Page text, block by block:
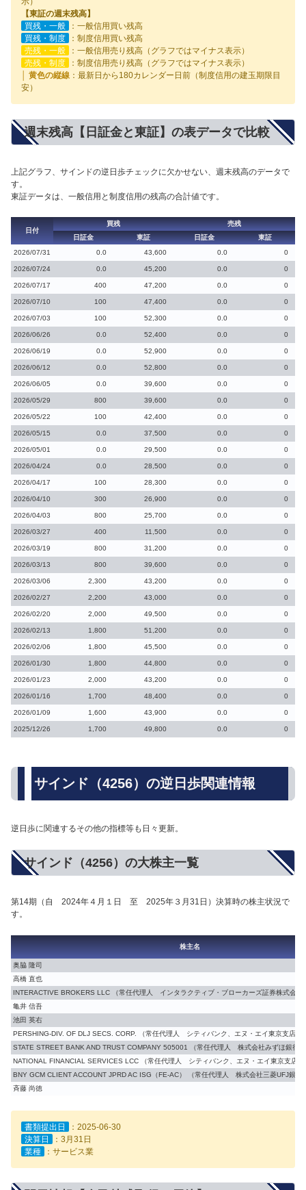
【東証の週末残高】
買残・一般
：一般信用買い残高
買残・制度
：制度信用買い残高
売残・一般
：一般信用売り残高（グラフではマイナス表示）
売残・制度
：制度信用売り残高（グラフではマイナス表示）
│ 黄色の縦線 ：最新日から180カレンダー日前（制度信用の建玉期限目
安）
週末残高【日証金と東証】の表データで比較
上記グラフ、サインドの逆日歩チェックに欠かせない、週末残高のデータで
す。
東証データは、一般信用と制度信用の残高の合計値です。
日付
買残
売残
日証金
東証 日証金
東証
2026/07/31
0.0 43,600 0.0 0
2026/07/24 0.0 45,200 0.0 0
2026/07/17 400 47,200 0.0 0
2026/07/10 100 47,400 0.0 0
2026/07/03 100 52,300 0.0 0
2026/06/26 0.0 52,400 0.0 0
2026/06/19 0.0 52,900 0.0 0
2026/06/12 0.0 52,800 0.0 0
2026/06/05 0.0 39,600 0.0 0
2026/05/29 800 39,600 0.0 0
2026/05/22 100 42,400 0.0 0
2026/05/15 0.0 37,500 0.0 0
2026/05/01 0.0 29,500 0.0 0
2026/04/24 0.0 28,500 0.0 0
2026/04/17 100 28,300 0.0 0
2026/04/10 300 26,900 0.0 0
2026/04/03 800 25,700 0.0 0
2026/03/27 400 11,500 0.0 0
2026/03/19 800 31,200 0.0 0
2026/03/13 800 39,600 0.0 0
2026/03/06 2,300 43,200 0.0 0
2026/02/27 2,200 43,000 0.0 0
2026/02/20 2,000 49,500 0.0 0
2026/02/13 1,800 51,200 0.0 0
2026/02/06 1,800 45,500 0.0 0
2026/01/30 1,800 44,800 0.0 0
2026/01/23 2,000 43,200 0.0 0
2026/01/16 1,700 48,400 0.0 0
2026/01/09 1,600 43,900 0.0 0
2025/12/26 1,700 49,800 0.0 0
サインド（4256）の逆日歩関連情報
逆日歩に関連するその他の指標等も日々更新。
サインド（4256）の大株主一覧
第14期（自 2024年４月１日 至 2025年３月31日）決算時の株主状況で
す。
株主名
奥脇 隆司
高橋 直也
INTERACTIVE BROKERS LLC （常任代理人 インタラクティブ・ブローカーズ証券株式会社
亀井 信吾
池田 英右
PERSHING-DIV. OF DLJ SECS. CORP. （常任代理人 シティバンク、エヌ・エイ東京支店
STATE STREET BANK AND TRUST COMPANY 505001 （常任代理人 株式会社みずほ銀行
NATIONAL FINANCIAL SERVICES LCC （常任代理人 シティバンク、エヌ・エイ東京支店
BNY GCM CLIENT ACCOUNT JPRD AC ISG（FE-AC） （常任代理人 株式会社三菱UFJ銀行
斉藤 尚徳
書類提出日
：2025-06-30
決算日
：3月31日
業種
：サービス業